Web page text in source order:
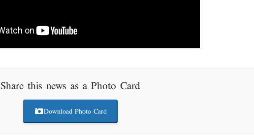
Share this news as a Photo Card
Download Photo Card